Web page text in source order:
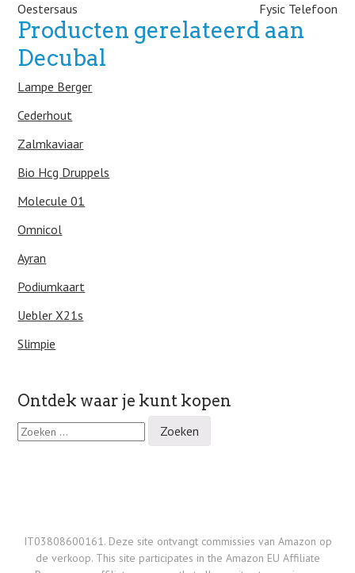
Post navigation
Oestersaus Fysic Telefoon
Producten gerelateerd aan
Decubal
Lampe Berger
Cederhout
Zalmkaviaar
Bio Hcg Druppels
Molecule 01
Omnicol
Ayran
Podiumkaart
Uebler X21s
Slimpie
Ontdek waar je kunt kopen
Z
o
IT03808600161. Deze site ontvangt commissies van Amazon op
de verkoop. This site participates in the Amazon EU Affiliate